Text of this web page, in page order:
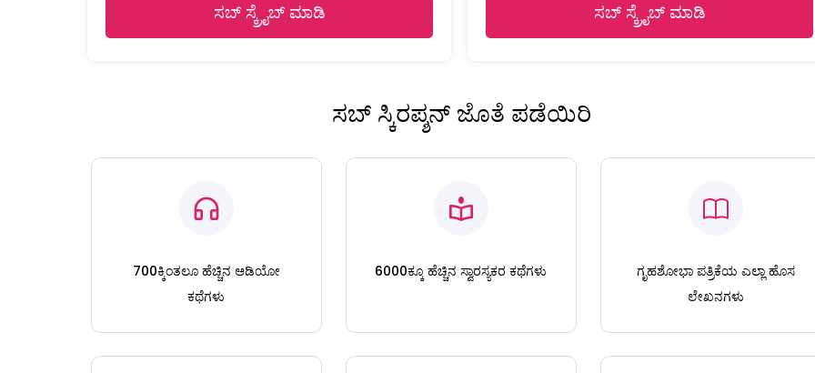
ಸಬ್ ಸ್ಕ್ರೈಬ್ ಮಾಡಿ ಸಬ್ ಸ್ಕ್ರೈಬ್ ಮಾಡಿ
ಸಬ್ ಸ್ಕಿರಪ್ಶನ್ ಜೊತೆ ಪಡೆಯಿರಿ
700ಕ್ಕಿಂತಲೂ ಹೆಚ್ಚಿನ ಆಡಿಯೋ
ಕಥೆಗಳು
6000ಕ್ಕೂ ಹೆಚ್ಚಿನ ಸ್ವಾರಸ್ಯಕರ ಕಥೆಗಳು
ಗೃಹಶೋಭಾ ಪತ್ರಿಕೆಯ ಎಲ್ಲಾ ಹೊಸ
ಲೇಖನಗಳು